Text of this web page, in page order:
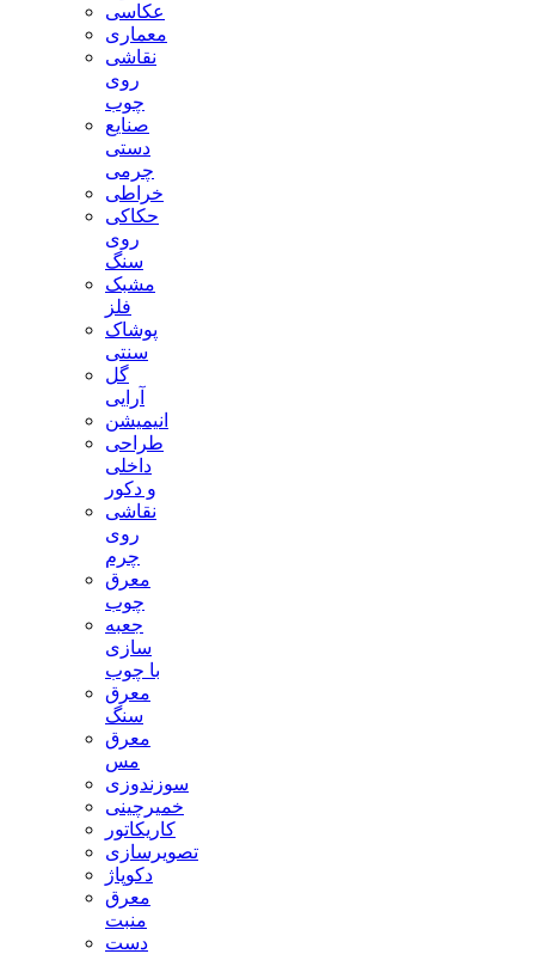
عکاسی
معماری
نقاشی
روی
چوب
صنایع
دستی
چرمی
خراطی
حکاکی
روی
سنگ
مشبک
فلز
پوشاک
سنتی
گل
آرایی
انیمیشن
طراحی
داخلی
و دکور
نقاشی
روی
چرم
معرق
چوب
جعبه
سازی
با چوب
معرق
سنگ
معرق
مس
سوزندوزی
خمیرچینی
کاریکاتور
تصویرسازی
دکوپاژ
معرق
منبت
دست